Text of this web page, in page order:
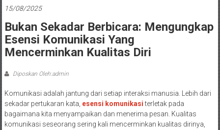
15/08/2025
Bukan Sekadar Berbicara: Mengungkap
Esensi Komunikasi Yang
Mencerminkan Kualitas Diri
Diposkan Oleh:admin
Komunikasi adalah jantung dari setiap interaksi manusia. Lebih dari
sekadar pertukaran kata, esensi komunikasiterletak pada
bagaimana kita menyampaikan dan menerima pesan. Kualitas
komunikasi seseorang sering kali mencerminkan kualitas dirinya,